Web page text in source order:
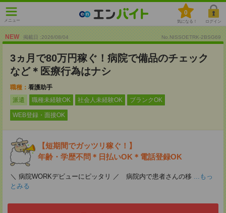
メニュー
0
気になる！ ログイン
NEW 掲載日 :2026/08/04 No.NISSOETRK-2BSG69
3ヵ月で80万円稼ぐ！病院で備品のチェック
など＊医療行為はナシ
職種： 看護助手
派遣
職種未経験OK 社会人未経験OK ブランクOK
WEB登録・面接OK
【短期間でガッツリ稼ぐ！】
年齢・学歴不問＊日払いOK＊電話登録OK
＼ 病院WORKデビューにピッタリ ／ 病院内で患者さんの移 ...もっ
とみる